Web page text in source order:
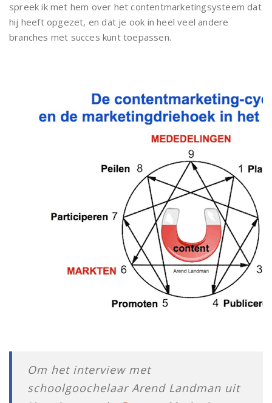
spreek ik met hem over het contentmarketingsysteem dat
hij heeft opgezet, en dat je ook in heel veel andere
branches met succes kunt toepassen.
Om het interview met
schoolgoochelaar Arend Landman uit